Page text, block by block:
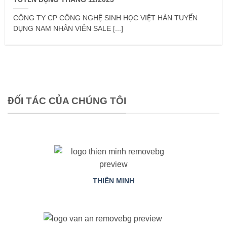
CÔNG TY CP CÔNG NGHỆ SINH HỌC VIỆT HÀN TUYỂN
DỤNG NAM NHÂN VIÊN SALE [...]
ĐỐI TÁC CỦA CHÚNG TÔI
THIÊN MINH